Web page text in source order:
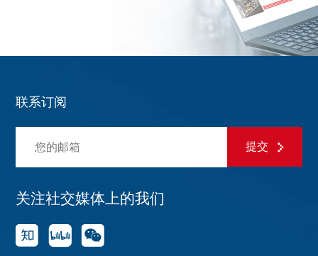
联系订阅
提交
关注社交媒体上的我们